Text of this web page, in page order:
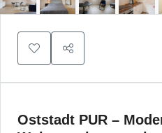
Oststadt PUR –